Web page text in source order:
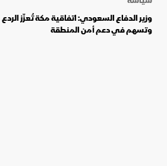
وزير الدفاع السعودي: اتفاقية مكة تُعزّز الردع
وتسهم في دعم أمن المنطقة